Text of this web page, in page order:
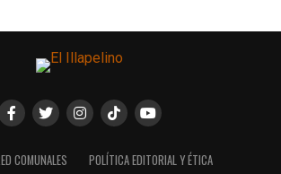
COMUNALES
POLÍTICA EDITORIAL Y ÉTICA